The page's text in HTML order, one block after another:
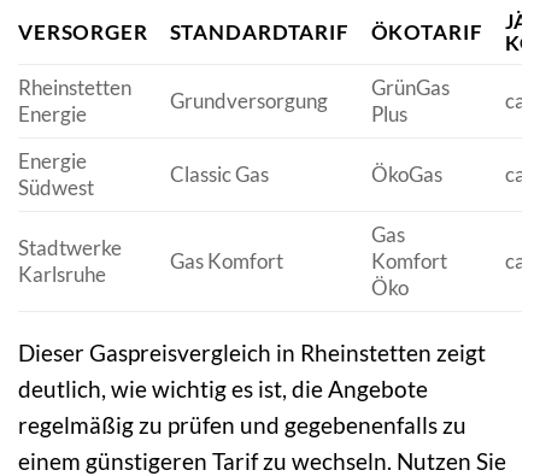
VERSORGER STANDARDTARIF ÖKOTARIF
Rheinstetten
Energie
Grundversorgung
GrünGas
Plus
ca.
Energie
Südwest
Classic Gas ÖkoGas ca.
Stadtwerke
Karlsruhe
Gas Komfort
Gas
Komfort
Öko
ca.
Dieser Gaspreisvergleich in Rheinstetten zeigt
deutlich, wie wichtig es ist, die Angebote
regelmäßig zu prüfen und gegebenenfalls zu
einem günstigeren Tarif zu wechseln. Nutzen Sie